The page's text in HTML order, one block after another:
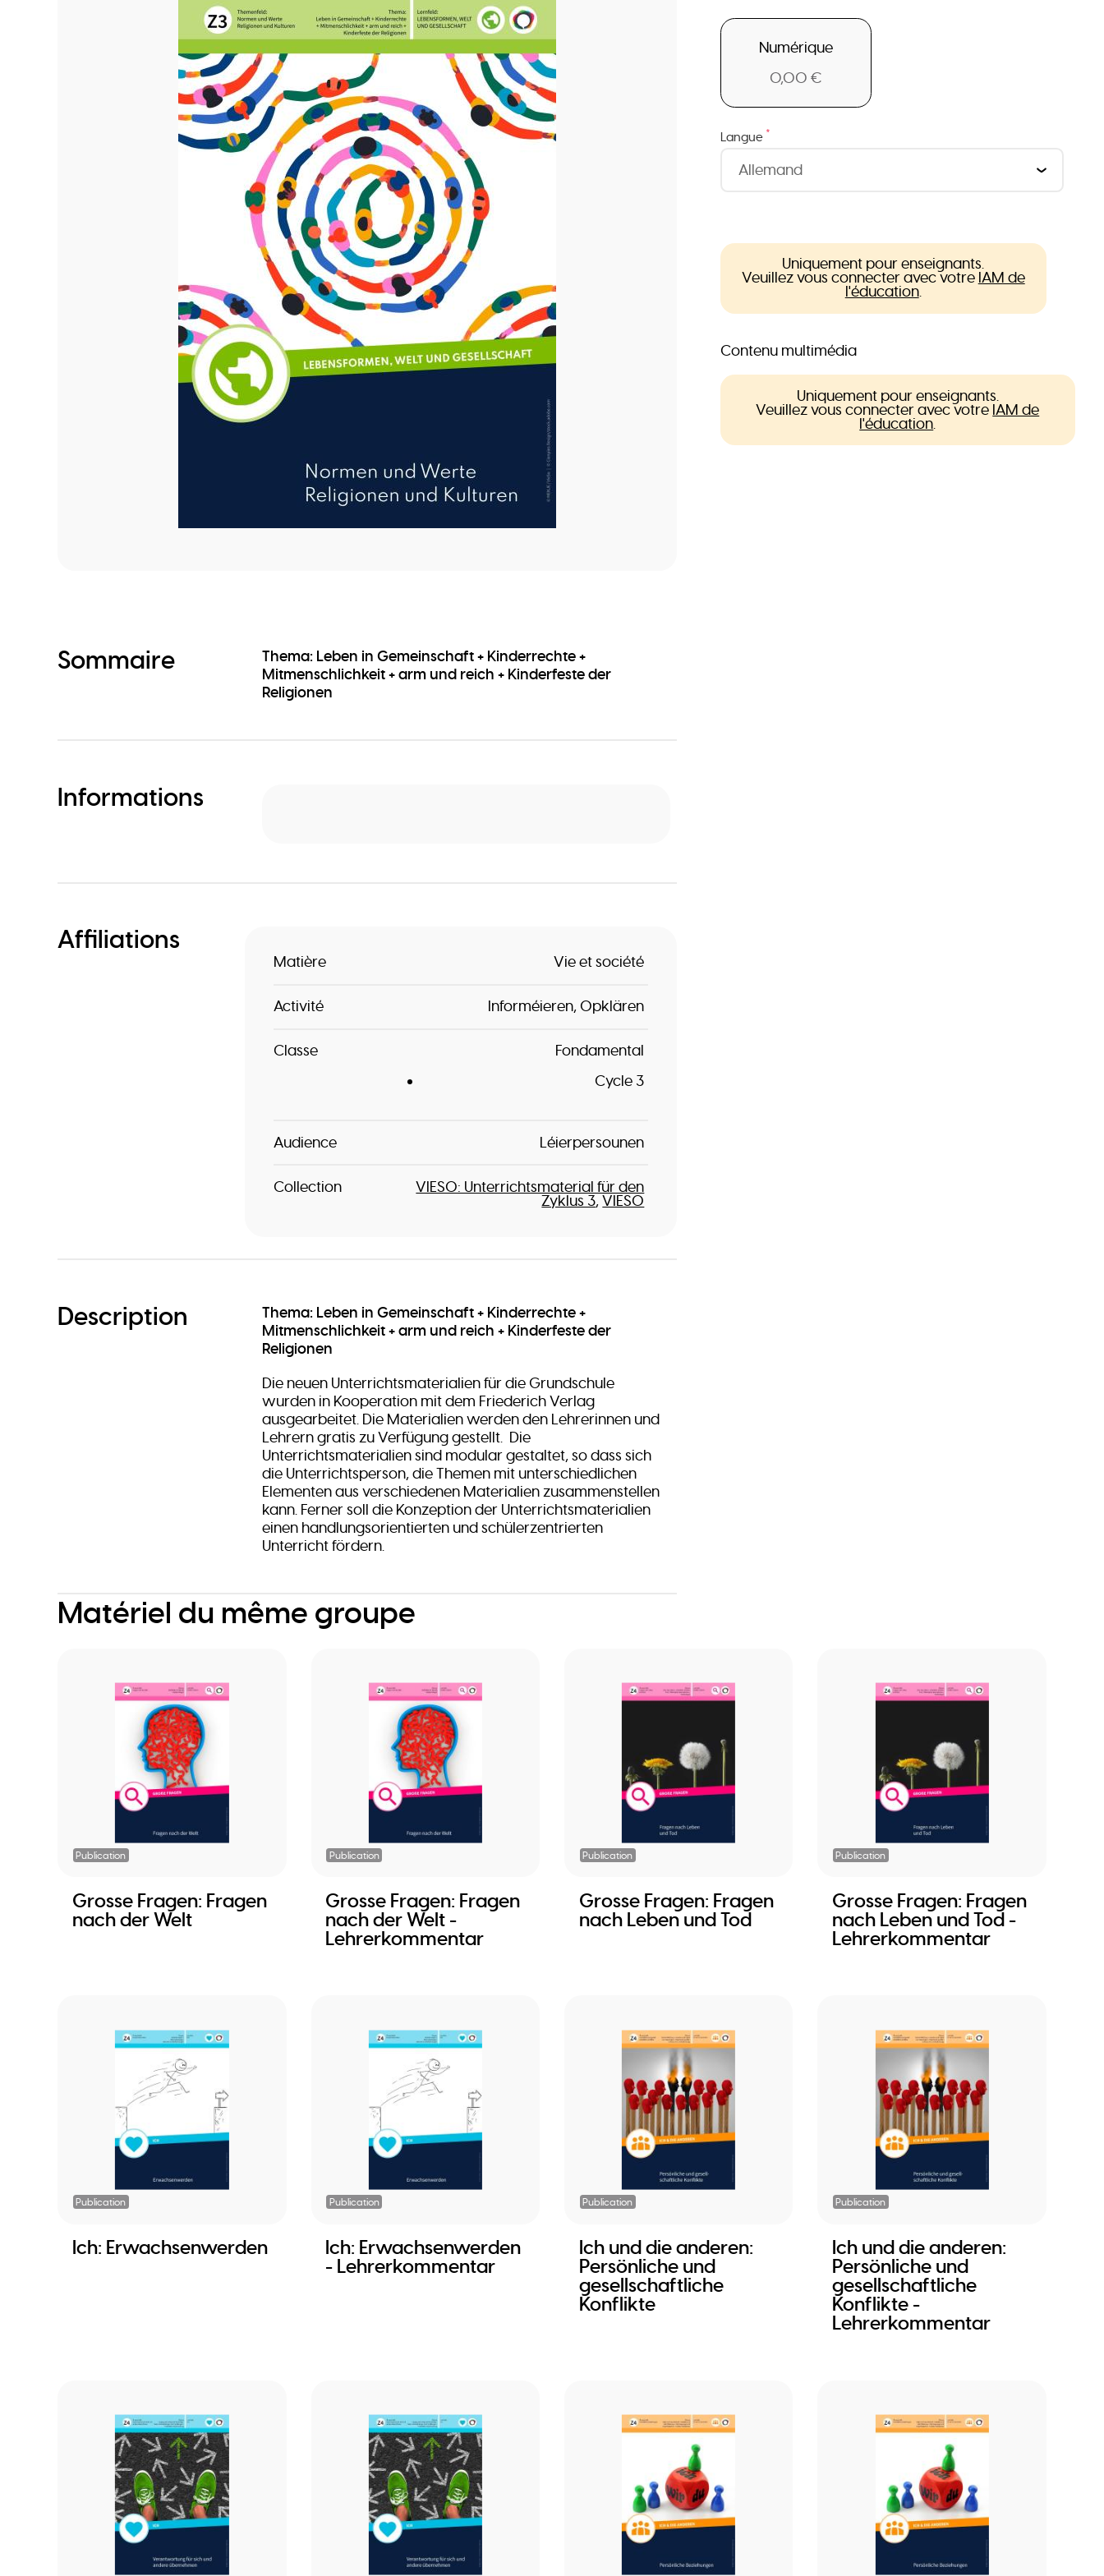
Sommaire
Thema: Leben in Gemeinschaft + Kinderrechte +
Mitmenschlichkeit + arm und reich + Kinderfeste der
Religionen
Informations
Affiliations
Matière Vie et société
Activité Informéieren Opklären
Classe
Fondamental
Cycle 3
Audience Léierpersounen
Collection VIESO: Unterrichtsmaterial für den
Zyklus 3 VIESO
Description
Thema: Leben in Gemeinschaft + Kinderrechte +
Mitmenschlichkeit + arm und reich + Kinderfeste der
Religionen
Die neuen Unterrichtsmaterialien für die Grundschule
wurden in Kooperation mit dem Friederich Verlag
ausgearbeitet. Die Materialien werden den Lehrerinnen und
Lehrern gratis zu Verfügung gestellt. Die
Unterrichtsmaterialien sind modular gestaltet, so dass sich
die Unterrichtsperson, die Themen mit unterschiedlichen
Elementen aus verschiedenen Materialien zusammenstellen
kann. Ferner soll die Konzeption der Unterrichtsmaterialien
einen handlungsorientierten und schülerzentrierten
Unterricht fördern.
Numérique
0,00 €
Langue *
Uniquement pour enseignants.
Veuillez vous connecter avec votre IAM de
l'éducation.
Contenu multimédia
Uniquement pour enseignants.
Veuillez vous connecter avec votre IAM de
l'éducation.
Matériel du même groupe
Publication
Grosse Fragen: Fragen
nach der Welt
Publication
Grosse Fragen: Fragen
nach der Welt -
Lehrerkommentar
Publication
Grosse Fragen: Fragen
nach Leben und Tod
Publication
Grosse Fragen: Fragen
nach Leben und Tod -
Lehrerkommentar
Publication
Ich: Erwachsenwerden
Publication
Ich: Erwachsenwerden
- Lehrerkommentar
Publication
Ich und die anderen:
Persönliche und
gesellschaftliche
Konflikte
Publication
Ich und die anderen:
Persönliche und
gesellschaftliche
Konflikte -
Lehrerkommentar